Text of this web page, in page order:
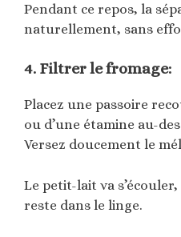
Pendant ce repos, la
naturellement, sans
4. Filtrer le fromage:
Placez une passoire
ou d’une étamine au-
Versez doucement le
Le petit-lait va
reste dans le linge.